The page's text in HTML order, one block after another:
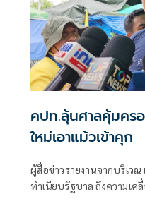
คปท.ลุ้นศาลคุ้มคร
ใหม่เอาแม้วเข้าคุก
ผู้สื่อข่าวรายงานจากบริเว
ทำเนียบรัฐบาล ถึงความเค